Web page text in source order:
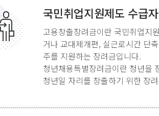
국민취업지원제도 수급
고용창출장려금이란 국민취업지
거나 교대제개편, 실근로시간 단
주를 지원하는 장려금입니다.
청년채용특별장려금이란 청년을
청년일 자리를 창출하기 위한 장